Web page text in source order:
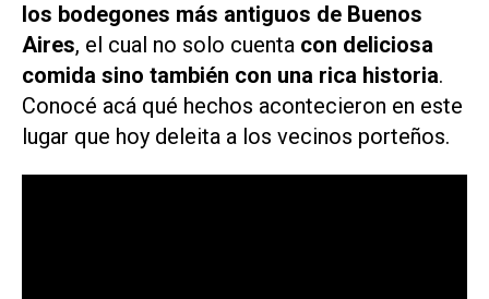
los bodegones más antiguos de Buenos
Aires, el cual no solo cuenta con deliciosa
comida sino también con una rica historia.
Conocé acá qué hechos acontecieron en este
lugar que hoy deleita a los vecinos porteños.